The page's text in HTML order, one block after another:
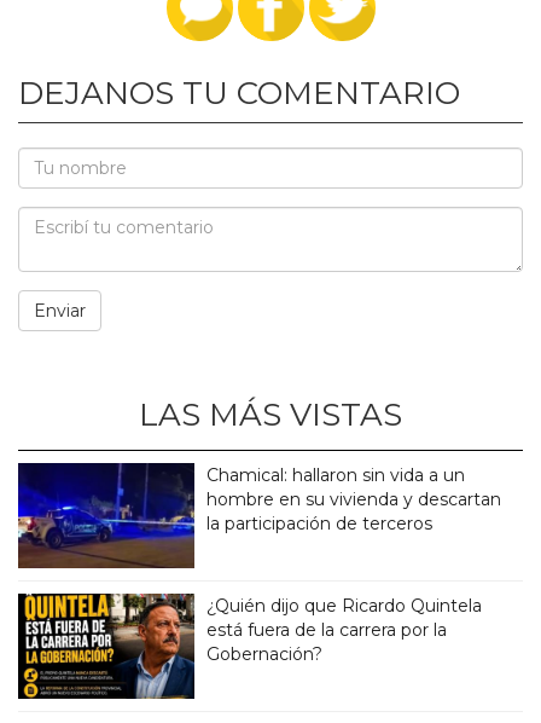
DEJANOS TU COMENTARIO
LAS MÁS VISTAS
Chamical: hallaron sin vida a un
hombre en su vivienda y descartan
la participación de terceros
¿Quién dijo que Ricardo Quintela
está fuera de la carrera por la
Gobernación?